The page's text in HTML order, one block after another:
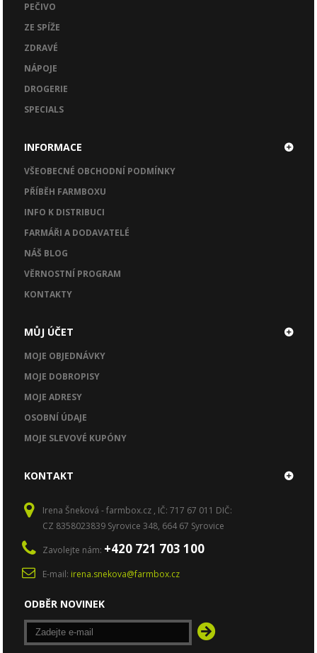
PEČIVO
ZE SPÍŽE
ZDRAVÉ
NÁPOJE
DROGERIE
SPECIALS
INFORMACE
VŠEOBECNÉ OBCHODNÍ PODMÍNKY
PŘÍBĚH FARMBOXU
INFO K DISTRIBUCI
FARMÁŘI A DODAVATELÉ
NÁŠ BLOG
VĚRNOSTNÍ PROGRAM
KONTAKTY
MŮJ ÚČET
MOJE OBJEDNÁVKY
MOJE DOBROPISY
MOJE ADRESY
OSOBNÍ ÚDAJE
MOJE SLEVOVÉ KUPÓNY
KONTAKT
Irena Šneková - farmbox.cz , IČ: 717 67 011 DIČ:
CZ 8358023839 Syrovice 348, 664 67 Syrovice
Zavolejte nám: +420 721 703 100
E-mail: irena.snekova@farmbox.cz
ODBĚR NOVINEK